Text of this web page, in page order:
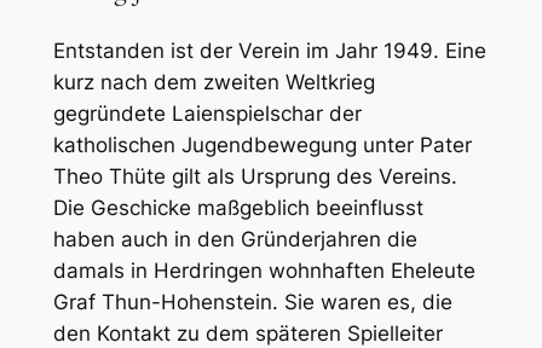
Entstanden ist der Verein im Jahr 1949. Eine
kurz nach dem zweiten Weltkrieg
gegründete Laienspielschar der
katholischen Jugendbewegung unter Pater
Theo Thüte gilt als Ursprung des Vereins.
Die Geschicke maßgeblich beeinflusst
haben auch in den Gründerjahren die
damals in Herdringen wohnhaften Eheleute
Graf Thun-Hohenstein. Sie waren es, die
den Kontakt zu dem späteren Spielleiter